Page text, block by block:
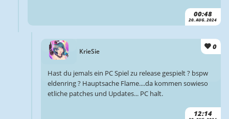
00:48
20. AUG. 2024
KrieSie
0
12:14
Hast du jemals ein PC Spiel zu release gespielt ? bspw
eldenring ? Hauptsache Flame....da kommen sowieso
etliche patches und Updates... PC halt.